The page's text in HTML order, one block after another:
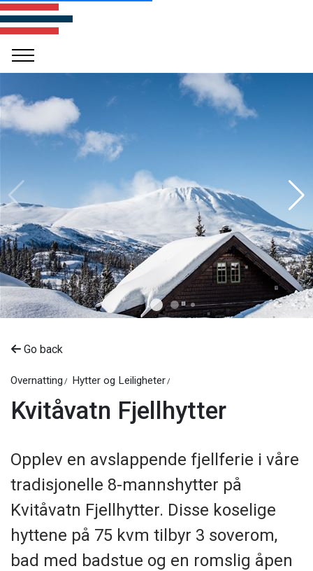
Go back
Overnatting Hytter og Leiligheter
Kvitåvatn Fjellhytter
Opplev en avslappende fjellferie i våre
tradisjonelle 8-mannshytter på
Kvitåvatn Fjellhytter. Disse koselige
hyttene på 75 kvm tilbyr 3 soverom,
bad med badstue og en romslig åpen